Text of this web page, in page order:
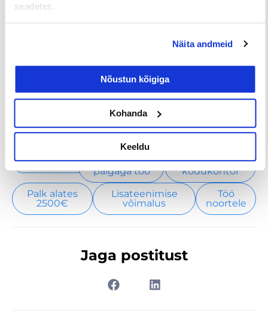
seadetes.
Näita andmeid
Nõustun kõigiga
Kohanda
Keeldu
Tööpakkumised € Avaliku
palgaga töö
Kaugtöö ja
kodukontor
Palk alates
2500€
Lisateenimise
võimalus
Töö
noortele
Jaga postitust